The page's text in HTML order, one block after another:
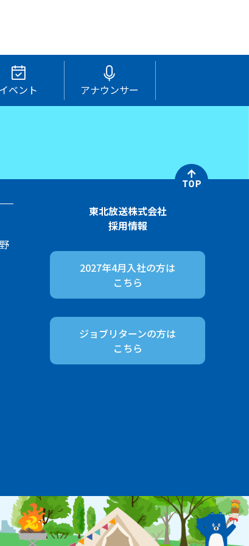
イベント アナウンサー
東北放送株式会社
採用情報
2027年4月入社の方は
こちら
ジョブリターンの方は
こちら